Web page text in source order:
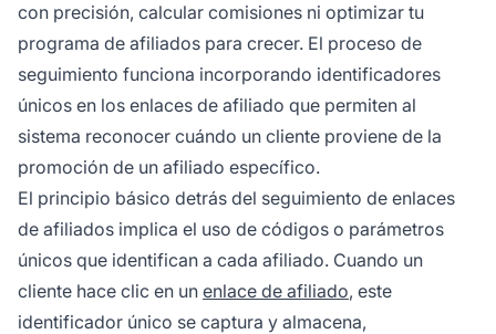
con precisión, calcular comisiones ni optimizar tu
programa de afiliados para crecer. El proceso de
seguimiento funciona incorporando identificadores
únicos en los enlaces de afiliado que permiten al
sistema reconocer cuándo un cliente proviene de la
promoción de un afiliado específico.
El principio básico detrás del seguimiento de enlaces
de afiliados implica el uso de códigos o parámetros
únicos que identifican a cada afiliado. Cuando un
cliente hace clic en un enlace de afiliado, este
identificador único se captura y almacena,